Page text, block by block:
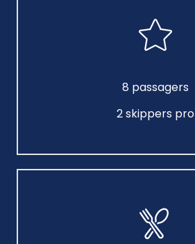
8 passagers
2 skippers pro